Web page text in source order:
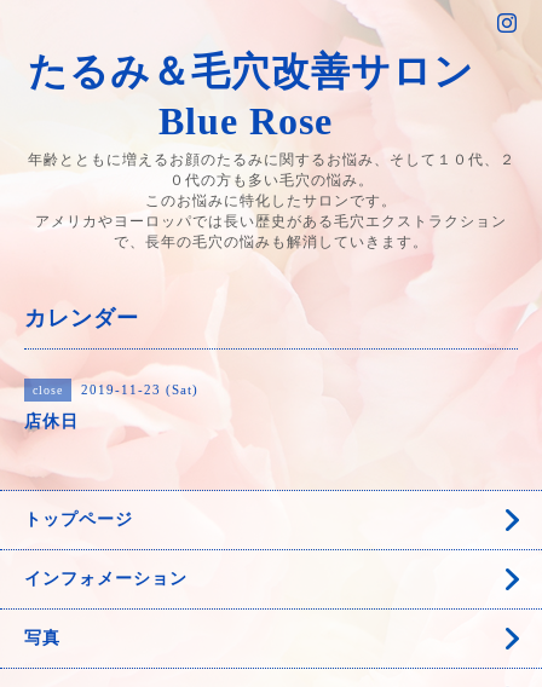
たるみ＆毛穴改善サロン
Blue Rose
年齢とともに増えるお顔のたるみに関するお悩み、そして１０代、２
０代の方も多い毛穴の悩み。
このお悩みに特化したサロンです。
アメリカやヨーロッパでは長い歴史がある毛穴エクストラクション
で、長年の毛穴の悩みも解消していきます。
カレンダー
close 2019-11-23 (Sat)
店休日
トップページ
インフォメーション
写真